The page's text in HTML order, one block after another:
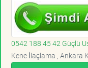
0542 188 45 42 Güçlü
Kene İlaçlama , Ankara